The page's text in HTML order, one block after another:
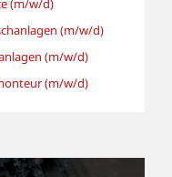
(m/w/d)
(m/w/d)
(m/w/d)